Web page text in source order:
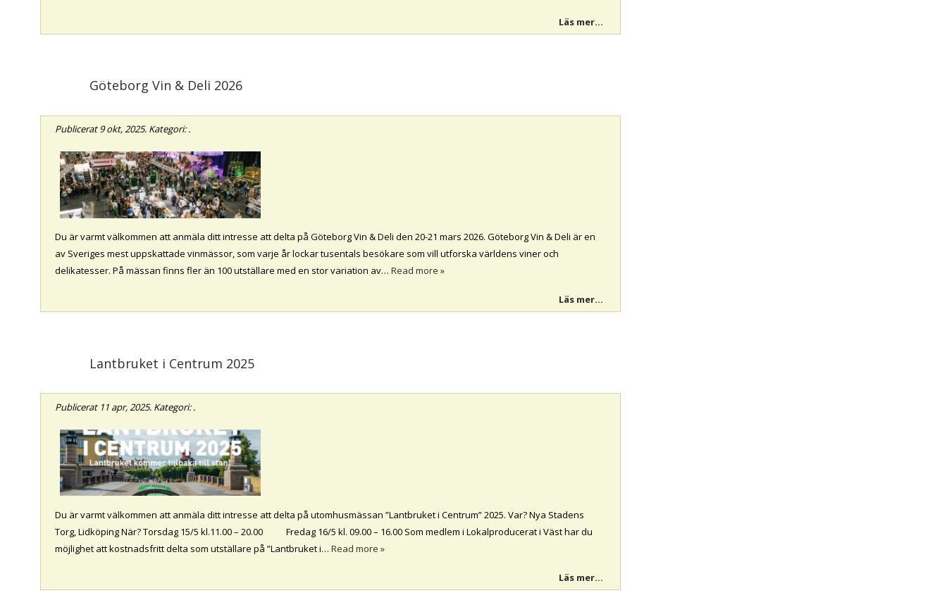
Läs mer...
Göteborg Vin & Deli 2026
Publicerat9 okt, 2025. Kategori: .
Du är varmt välkommen att anmäla ditt intresse att delta på Göteborg Vin & Deli den 20-21 mars 2026. Göteborg Vin & Deli är en
av Sveriges mest uppskattade vinmässor, som varje år lockar tusentals besökare som vill utforska världens viner och
delikatesser. På mässan finns fler än 100 utställare med en stor variation av… Read more »
Läs mer...
Lantbruket i Centrum 2025
Publicerat 11 apr, 2025. Kategori: .
Du är varmt välkommen att anmäla ditt intresse att delta på utomhusmässan ”Lantbruket i Centrum” 2025. Var? Nya Stadens
Torg, Lidköping När? Torsdag 15/5 kl.11.00 – 20.00 Fredag 16/5 kl. 09.00 – 16.00 Som medlem i Lokalproducerat i Väst har du
möjlighet att kostnadsfritt delta som utställare på ”Lantbruket i… Read more »
Läs mer...